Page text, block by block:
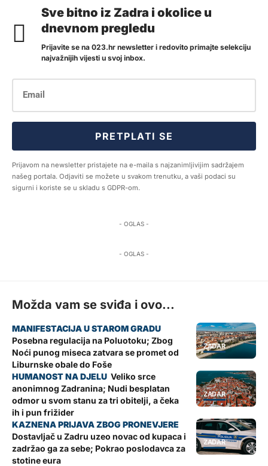
Sve bitno iz Zadra i okolice u
dnevnom pregledu
Prijavite se na 023.hr newsletter i redovito primajte selekciju
najvažnijih vijesti u svoj inbox.
PRETPLATI SE
Prijavom na newsletter pristajete na e-maila s najzanimljivijim sadržajem
našeg portala. Odjaviti se možete u svakom trenutku, a vaši podaci su
sigurni i koriste se u skladu s GDPR-om.
- OGLAS -
- OGLAS -
Možda vam se sviđa i ovo...
ZADAR
Posebna regulacija na Poluotoku; Zbog
Noći punog miseca zatvara se promet od
Liburnske obale do Foše
ZADAR
Veliko srce
anonimnog Zadranina; Nudi besplatan
odmor u svom stanu za tri obitelji, a čeka
ih i pun frižider
ZADAR
Dostavljač u Zadru uzeo novac od kupaca i
zadržao ga za sebe; Pokrao poslodavca za
stotine eura